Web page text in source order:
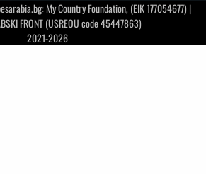
My Country Foundation, (EIK 177054677) |
FRONT (USREOU code 45447863)
2021-2026